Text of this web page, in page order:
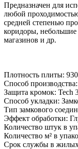
Предназначен для
любой
средней степенью
коридоры,
магазинов и др.
Плотность плиты:
Способ
Защита кромок: Tech
Способ укладки:
Тип замкового
Эффект обработки:
Количество штук в
Количество м² в
Срок службы в